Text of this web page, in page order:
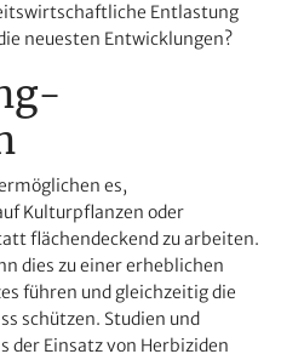
Entlastung
neuesten Entwicklungen?
es,
Kulturpflanzen oder
flächendeckend zu arbeiten.
dies zu einer erheblichen
führen und gleichzeitig die
schützen. Studien und
der Einsatz von Herbiziden